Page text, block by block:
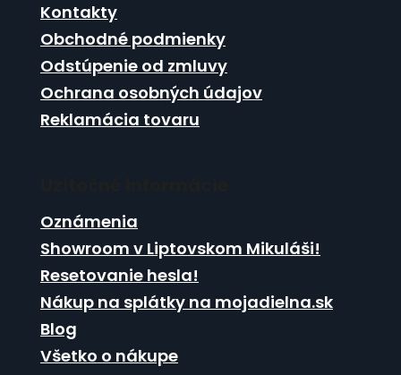
Kontakty
Obchodné podmienky
Odstúpenie od zmluvy
Ochrana osobných údajov
Reklamácia tovaru
Oznámenia
Showroom v Liptovskom Mikuláši!
Resetovanie hesla!
Nákup na splátky na mojadielna.sk
Blog
Všetko o nákupe